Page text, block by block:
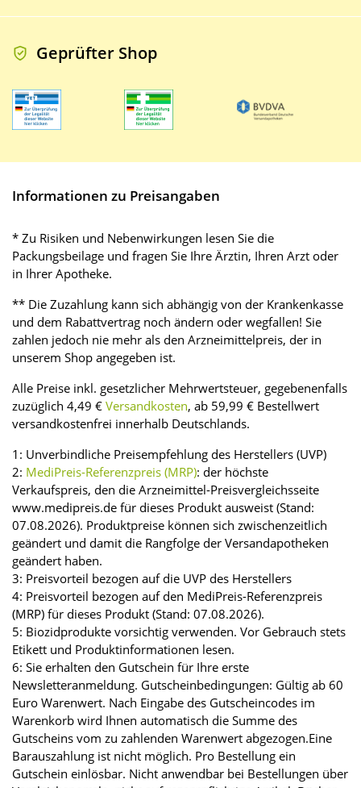
Geprüfter Shop
Informationen zu Preisangaben
* Zu Risiken und Nebenwirkungen lesen Sie die
Packungsbeilage und fragen Sie Ihre Ärztin, Ihren Arzt oder
in Ihrer Apotheke.
** Die Zuzahlung kann sich abhängig von der Krankenkasse
und dem Rabattvertrag noch ändern oder wegfallen! Sie
zahlen jedoch nie mehr als den Arzneimittelpreis, der in
unserem Shop angegeben ist.
Alle Preise inkl. gesetzlicher Mehrwertsteuer, gegebenenfalls
zuzüglich 4,49 € Versandkosten, ab 59,99 € Bestellwert
versandkostenfrei innerhalb Deutschlands.
1: Unverbindliche Preisempfehlung des Herstellers (UVP)
2: MediPreis-Referenzpreis (MRP): der höchste
Verkaufspreis, den die Arzneimittel-Preisvergleichsseite
www.medipreis.de für dieses Produkt ausweist (Stand:
07.08.2026). Produktpreise können sich zwischenzeitlich
geändert und damit die Rangfolge der Versandapotheken
geändert haben.
3: Preisvorteil bezogen auf die UVP des Herstellers
4: Preisvorteil bezogen auf den MediPreis-Referenzpreis
(MRP) für dieses Produkt (Stand: 07.08.2026).
5: Biozidprodukte vorsichtig verwenden. Vor Gebrauch stets
Etikett und Produktinformationen lesen.
6: Sie erhalten den Gutschein für Ihre erste
Newsletteranmeldung. Gutscheinbedingungen: Gültig ab 60
Euro Warenwert. Nach Eingabe des Gutscheincodes im
Warenkorb wird Ihnen automatisch die Summe des
Gutscheins vom zu zahlenden Warenwert abgezogen.Eine
Barauszahlung ist nicht möglich. Pro Bestellung ein
Gutschein einlösbar. Nicht anwendbar bei Bestellungen über